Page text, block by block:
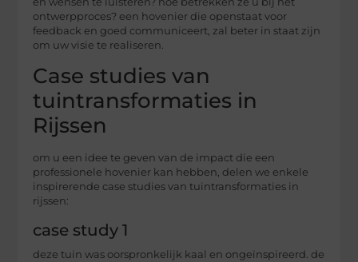
ontwerpproces? een hovenier die openstaat voor
feedback en goed communiceert, zal beter in staat zijn
om uw visie te realiseren.
Case studies van
tuintransformaties in
Rijssen
om u een idee te geven van de impact die een
professionele hovenier kan hebben, delen we enkele
inspirerende case studies van tuintransformaties in
rijssen:
case study 1
deze tuin was oorspronkelijk kaal en ongeïnspireerd. de